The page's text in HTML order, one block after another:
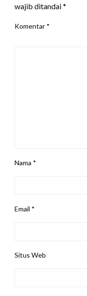
wajib ditandai*
Komentar *
Nama *
Email *
Situs Web